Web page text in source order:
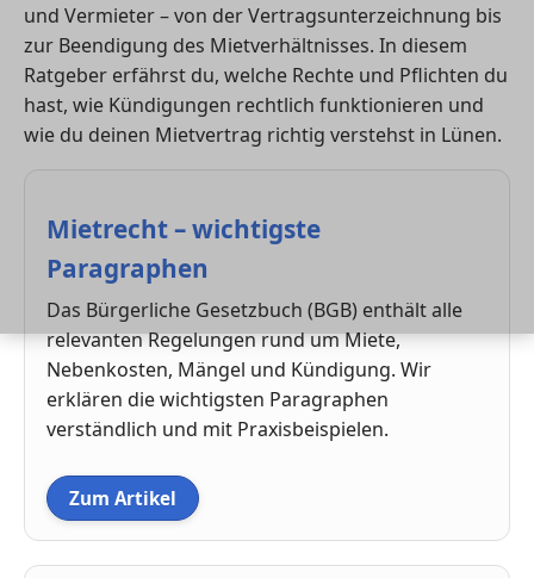
und Vermieter – von der Vertragsunterzeichnung bis
zur Beendigung des Mietverhältnisses. In diesem
Ratgeber erfährst du, welche Rechte und Pflichten du
hast, wie Kündigungen rechtlich funktionieren und
wie du deinen Mietvertrag richtig verstehst in Lünen.
Mietrecht – wichtigste
Paragraphen
Das Bürgerliche Gesetzbuch (BGB) enthält alle
relevanten Regelungen rund um Miete,
Nebenkosten, Mängel und Kündigung. Wir
erklären die wichtigsten Paragraphen
verständlich und mit Praxisbeispielen.
Zum Artikel